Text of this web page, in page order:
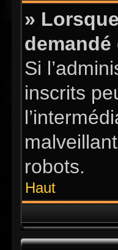
»
Si
inscrits
robots.
Haut